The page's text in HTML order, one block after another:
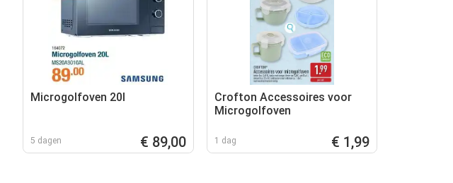
Microgolfoven 20l
5 dagen € 89,00
Crofton Accessoires voor
Microgolfoven
1 dag € 1,99